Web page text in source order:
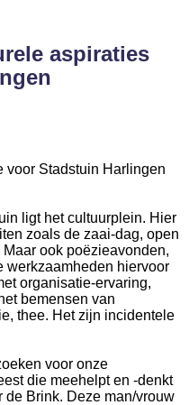
aspiraties
voor Stadstuin Harlingen
ligt het cultuurplein. Hier
zoals de zaai-dag, open
ook poëzieavonden,
werkzaamheden hiervoor
organisatie-ervaring,
bemensen van
thee. Het zijn incidentele
voor onze
die meehelpt en -denkt
de Brink. Deze man/vrouw